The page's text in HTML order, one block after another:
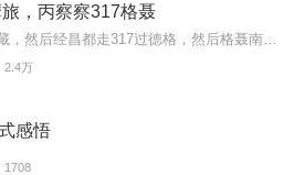
，丙察察317格聂
2.4万
感悟
1708